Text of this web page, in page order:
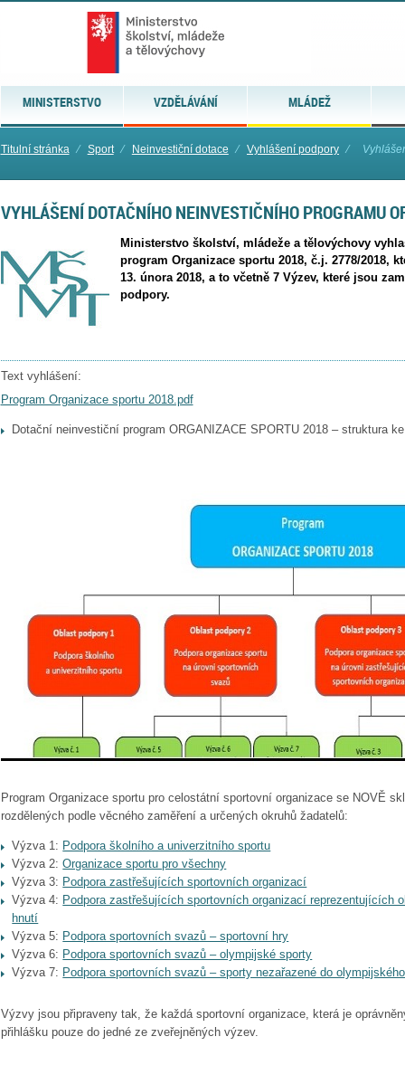
MINISTERSTVO VZDĚLÁVÁNÍ MLÁDEŽ
Titulní stránka ⁄ Sport ⁄ Neinvestiční dotace ⁄ Vyhlášení podpory ⁄
VYHLÁŠENÍ DOTAČNÍHO NEINVESTIČNÍHO PROGRAMU
Ministerstvo školství, mládeže a tělovýchovy
program Organizace sportu 2018, č.j. 2778/2018,
13. února 2018, a to včetně 7 Výzev, které jsou
podpory.
Text vyhlášení:
Program Organizace sportu 2018.pdf
Dotační neinvestiční program ORGANIZACE SPORTU 2018 – struktura
Program Organizace sportu pro celostátní sportovní organizace se NOVĚ
rozdělených podle věcného zaměření a určených okruhů žadatelů:
Výzva 1: Podpora školního a univerzitního sportu
Výzva 2:Organizace sportu pro všechny
Výzva 3: Podpora zastřešujících sportovních organizací
Výzva 4: Podpora zastřešujících sportovních organizací reprezentujících
hnutí
Výzva 5: Podpora sportovních svazů – sportovní hry
Výzva 6: Podpora sportovních svazů – olympijské sporty
Výzva 7: Podpora sportovních svazů – sporty nezařazené do
Výzvy jsou připraveny tak, že každá sportovní organizace, která je
přihlášku pouze do jedné ze zveřejněných výzev.